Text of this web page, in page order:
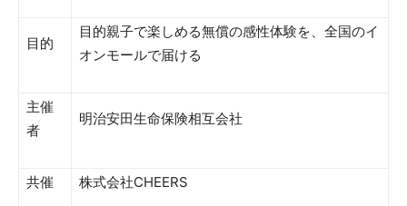
目的
目的親子で楽しめる無償の感性体験を、全国のイ
オンモールで届ける
主催
者
明治安田生命保険相互会社
共催 株式会社CHEERS